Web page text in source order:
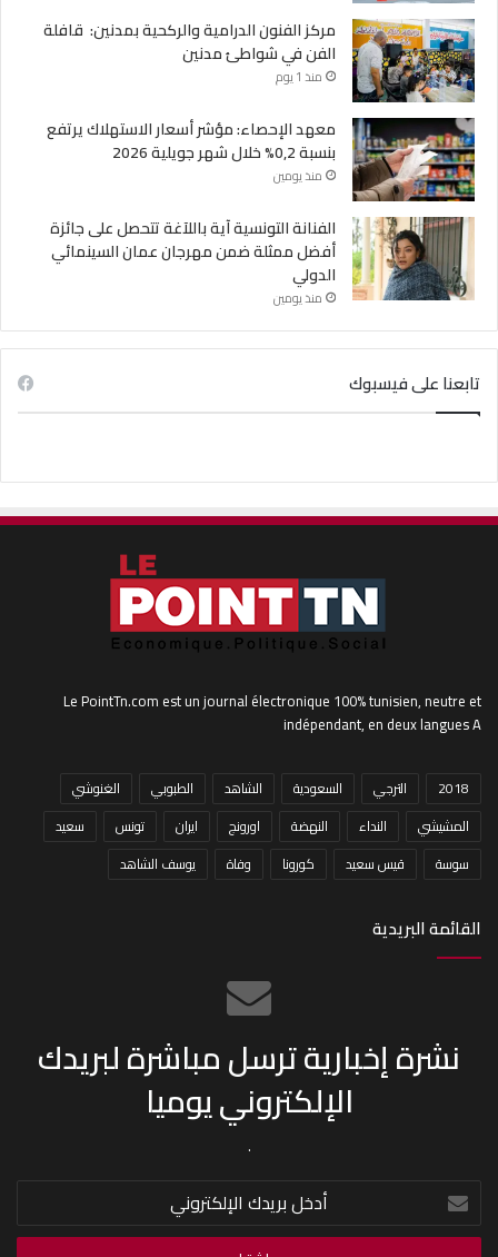
مركز الفنون الدرامية والركحية بمدنين: قافلة
الفن في شواطئ مدنين
منذ 1 يوم
معهد الإحصاء: مؤشر أسعار الاستهلاك يرتفع
بنسبة 0,2% خلال شهر جويلية 2026
منذ يومين
الفنانة التونسية آية باللآغة تتحصل على جائزة
أفضل ممثلة ضمن مهرجان عمان السينمائي
الدولي
منذ يومين
تابعنا على فيسبوك
Le PointTn.com est un journal électronique 100% tunisien, neutre et
indépendant, en deux langues A
2018 الترجي السعودية الشاهد الطبوبي
الغنوشي
المشيشي
النداء النهضة اورونج ايران تونس
سعيد
سوسة
قيس سعيد كورونا وفاة يوسف الشاهد
القائمة البريدية
نشرة إخبارية ترسل مباشرة لبريدك
الإلكتروني يوميا
.
أدخل
بريدك
الإلكتروني